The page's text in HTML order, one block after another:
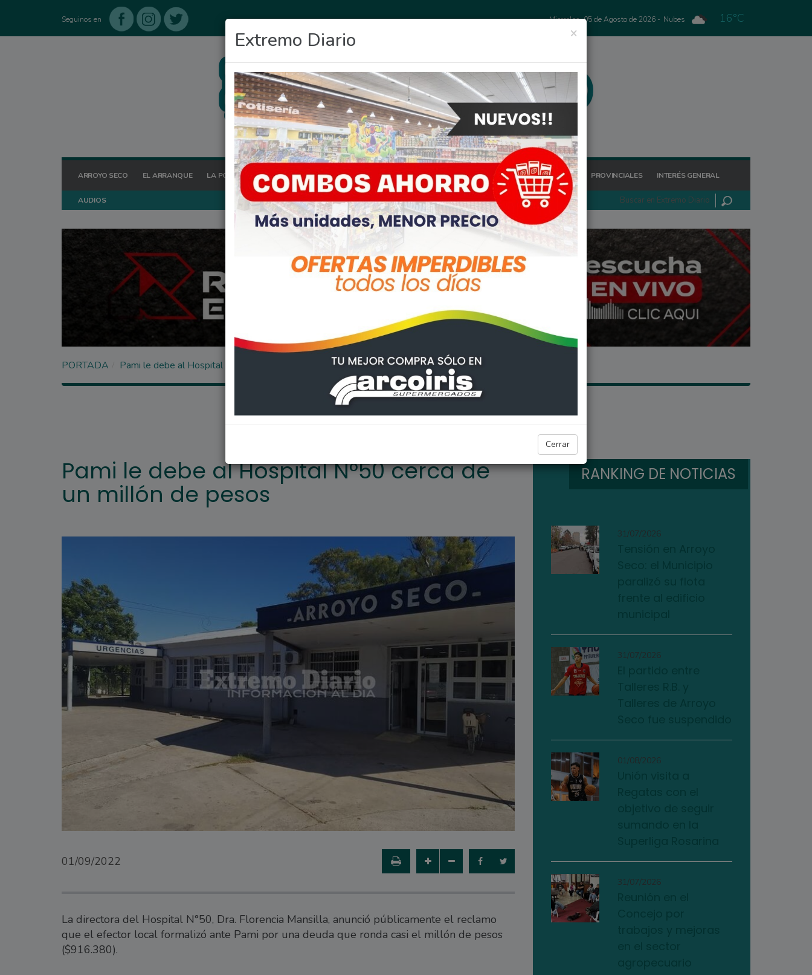
Seguinos en Miercoles, 05 de Agosto de 2026 - Nubes 16°C
ARROYO SECO EL ARRANQUE LA POSTA HOY OCIO DEPORTES FIGHIERA GENERAL LAGOS POLICIALES REGIONALES PROVINCIALES INTERÉS GENERAL
AUDIOS
×
Extremo Diario
Cerrar
PORTADA Pami le debe al Hospital N°50 cerca de un millón de pesos
LA POSTA HOY
Pami le debe al Hospital N°50 cerca de
un millón de pesos
01/09/2022
La directora del Hospital N°50, Dra. Florencia Mansilla, anunció públicamente el reclamo
que el efector local formalizó ante Pami por una deuda que ronda casi el millón de pesos
($916.380).
RANKING DE NOTICIAS
31/07/2026
31/07/2026
01/08/2026
31/07/2026